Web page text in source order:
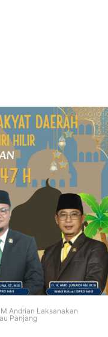
Andrian Laksanakan
Panjang